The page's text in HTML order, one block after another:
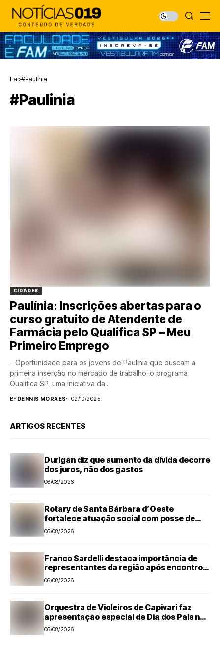
Lar #Paulinia
#Paulinia
CIDADES
Paulínia: Inscrições abertas para o
curso gratuito de Atendente de
Farmácia pelo Qualifica SP – Meu
Primeiro Emprego
– Oportunidade para os jovens de Paulínia que buscam a
primeira inserção no mercado de trabalho: o programa
Qualifica SP, uma iniciativa da...
BYDENNIS MORAES 02/10/2025
ARTIGOS RECENTES
Durigan diz que aumento da dívida decorre
dos juros, não dos gastos
06/08/2026
Rotary de Santa Bárbara d’Oeste
fortalece atuação social com posse de
três novos associados
06/08/2026
Franco Sardelli destaca importância de
representantes da região após encontro
com Omar Najar em Americana
06/08/2026
Orquestra de Violeiros de Capivari faz
apresentação especial de Dia dos Pais no
programa Domingos Musicais
06/08/2026